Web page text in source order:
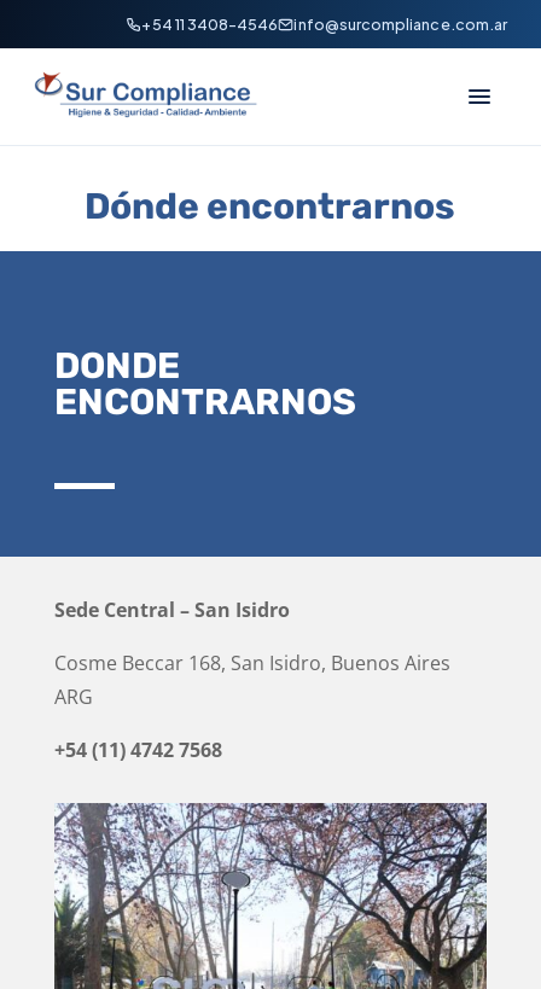
+54 11 3408-4546 info@surcompliance.com.ar
Dónde encontrarnos
DONDE
ENCONTRARNOS
Sede Central – San Isidro
Cosme Beccar 168, San Isidro, Buenos Aires
ARG
+54 (11) 4742 7568